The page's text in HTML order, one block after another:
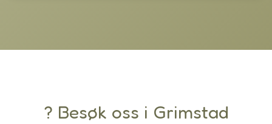
? Besøk oss i Grimstad